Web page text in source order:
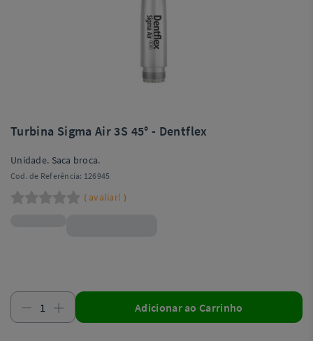
Turbina Sigma Air 3S 45° - Dentflex
Unidade. Saca broca.
Cod. de Referência: 126945
( avaliar! )
Adicionar ao Carrinho